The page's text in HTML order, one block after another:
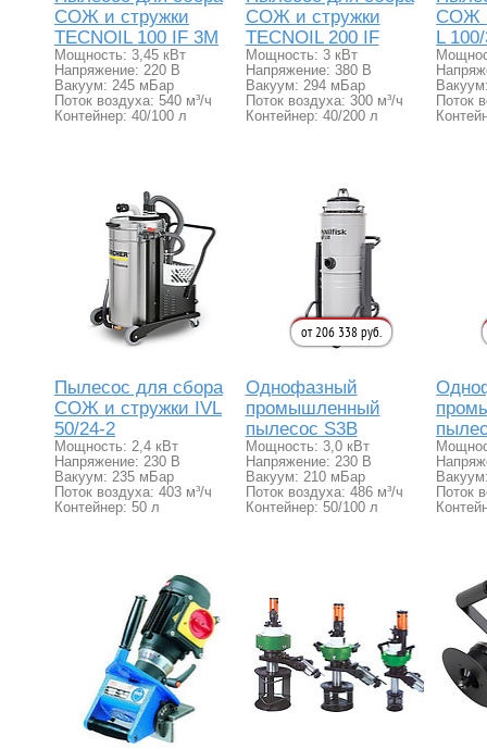
СОЖ и стружки
TECNOIL 100 IF 3M
Мощность: 3,45 кВт
Напряжение: 220 В
Вакуум: 245 мБар
Поток воздуха: 540 м³/ч
Контейнер: 40/100 л
СОЖ и стружки
TECNOIL 200 IF
Мощность: 3 кВт
Напряжение: 380 В
Вакуум: 294 мБар
Поток воздуха: 300 м³/ч
Контейнер: 40/200 л
СОЖ
L
Поток
Пылесос для сбора
СОЖ и стружки IVL
50/24-2
Мощность: 2,4 кВт
Напряжение: 230 В
Вакуум: 235 мБар
Поток воздуха: 403 м³/ч
Контейнер: 50 л
Однофазный
промышленный
пылесос S3B
Мощность: 3,0 кВт
Напряжение: 230 В
Вакуум: 210 мБар
Поток воздуха: 486 м³/ч
Контейнер: 50/100 л
от 206 338 руб.
Поток